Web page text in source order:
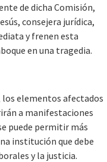
de dicha Comisión,
consejera jurídica,
y frenen esta
en una tragedia.
elementos afectados
a manifestaciones
puede permitir más
institución que debe
y la justicia.